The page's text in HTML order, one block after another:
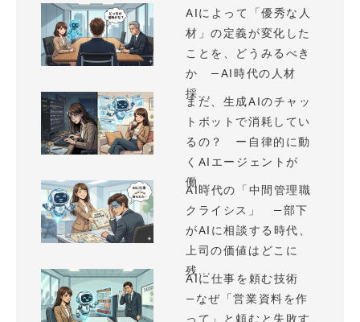
AIによって「優秀な人
材」の定義が変化した
ことを、どうみるべき
か —AI時代の人材
採...
まだ、生成AIのチャッ
トボットで消耗してい
るの？ ー自律的に動
くAIエージェントが
働...
AI時代の「中間管理職
クライシス」 —部下
がAIに相談する時代、
上司の価値はどこに
残...
AIに仕事を頼む技術
—なぜ「営業資料を作
って」と頼むと失敗す